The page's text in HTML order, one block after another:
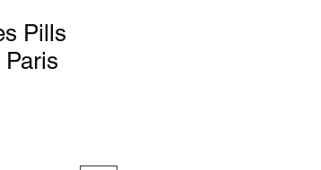
Pills
Paris